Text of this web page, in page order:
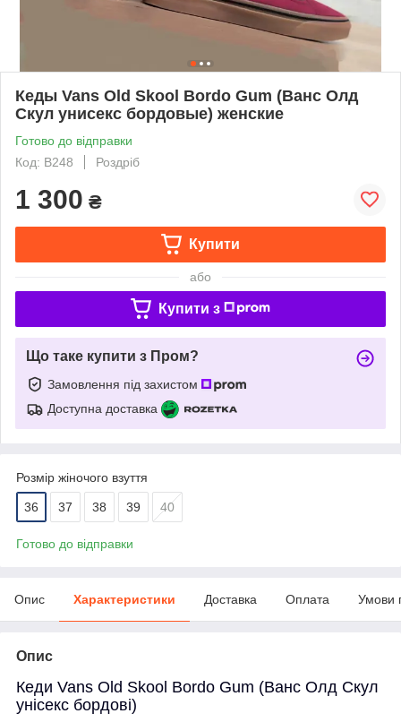
Кеды Vans Old Skool Bordo Gum (Ванс Олд
Скул унисекс бордовые) женские
Готово до відправки
Код: B248
Роздріб
1 300 ₴
Купити
або
Купити з
Що таке купити з Пром?
Замовлення під захистом
Доступна доставка
Розмір жіночого взуття
36 37 38 39 40
Готово до відправки
Опис Характеристики Доставка Оплата Умови
Опис
Кеди Vans Old Skool Bordo Gum (Ванс Олд Скул
унісекс бордові)